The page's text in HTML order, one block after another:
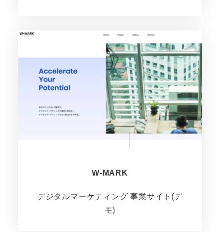
W-MARK
デジタルマーケティング 事業サイト(デ
モ)